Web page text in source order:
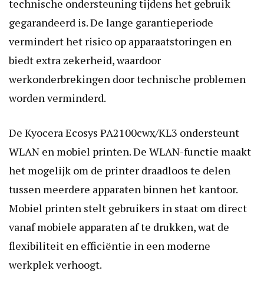
technische ondersteuning tijdens het gebruik
gegarandeerd is. De lange garantieperiode
vermindert het risico op apparaatstoringen en
biedt extra zekerheid, waardoor
werkonderbrekingen door technische problemen
worden verminderd.
De Kyocera Ecosys PA2100cwx/KL3 ondersteunt
WLAN en mobiel printen. De WLAN-functie maakt
het mogelijk om de printer draadloos te delen
tussen meerdere apparaten binnen het kantoor.
Mobiel printen stelt gebruikers in staat om direct
vanaf mobiele apparaten af te drukken, wat de
flexibiliteit en efficiëntie in een moderne
werkplek verhoogt.